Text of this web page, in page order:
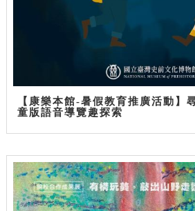
【康樂本館-暑假教育推廣活動】
童版語音導覽趣探索